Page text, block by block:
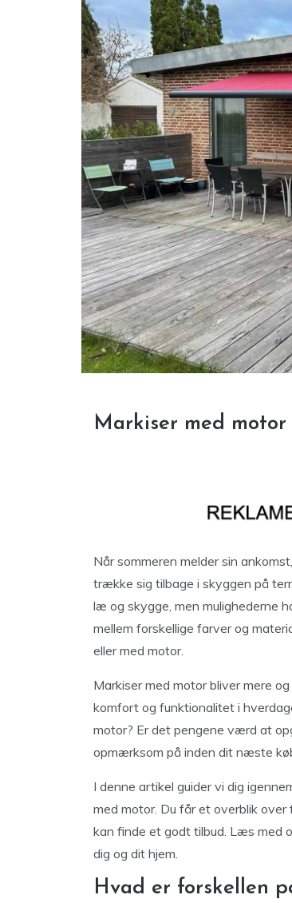
Markiser med motor
Når sommeren melder sin
trække sig tilbage i skyggen på
læ og skygge, men mulighederne
mellem forskellige farver og
eller med motor.
Markiser med motor bliver mere
komfort og funktionalitet i
motor? Er det pengene værd at
opmærksom på inden dit næste
I denne artikel guider vi dig
med motor. Du får et overblik over
kan finde et godt tilbud. Læs med
dig og dit hjem.
Hvad er forskellen